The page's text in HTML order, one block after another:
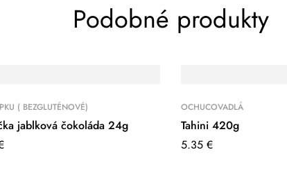
Podobné produkty
( BEZGLUTÉNOVÉ)
jablková čokoláda 24g
OCHUCOVADLÁ
Tahini 420g
5.35 €